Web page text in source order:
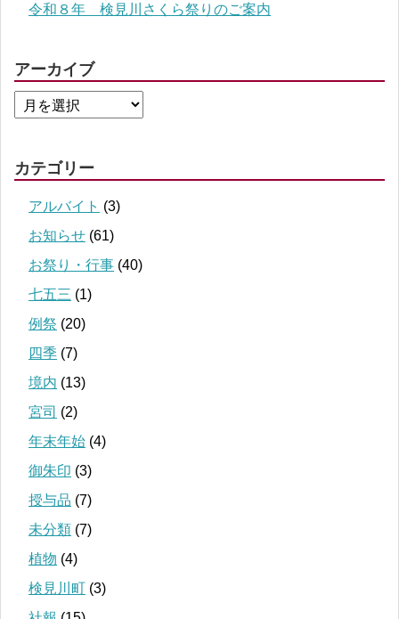
令和８年 検見川さくら祭りのご案内
アーカイブ
カテゴリー
アルバイト (3)
お知らせ (61)
お祭り・行事 (40)
七五三 (1)
例祭 (20)
四季 (7)
境内 (13)
宮司 (2)
年末年始 (4)
御朱印 (3)
授与品 (7)
未分類 (7)
植物 (4)
検見川町 (3)